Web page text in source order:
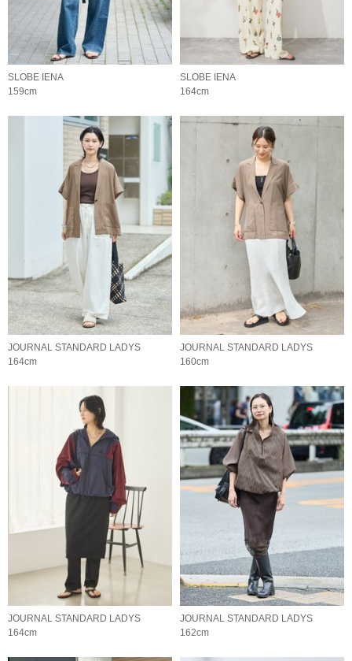
SLOBE IENA
159cm
SLOBE IENA
164cm
JOURNAL STANDARD LADYS
164cm
JOURNAL STANDARD LADYS
160cm
JOURNAL STANDARD LADYS
164cm
JOURNAL STANDARD LADYS
162cm